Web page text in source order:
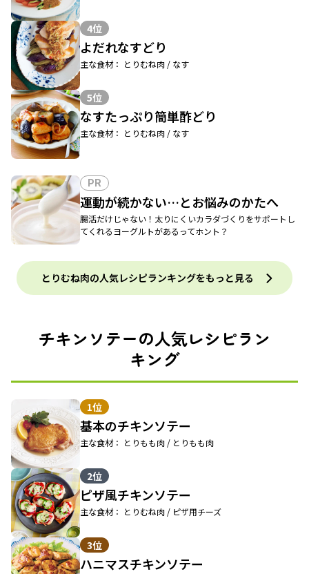
4位
よだれなすどり
主な食材： とりむね肉 / なす
5位
なすたっぷり簡単酢どり
主な食材： とりむね肉 / なす
PR
運動が続かない…とお悩みのかたへ
腸活だけじゃない！太りにくいカラダづくりをサポートし
てくれるヨーグルトがあるってホント？
とりむね肉の人気レシピランキングをもっと見る
チキンソテーの人気レシピラン
キング
1位
基本のチキンソテー
主な食材： とりもも肉 / とりもも肉
2位
ピザ風チキンソテー
主な食材： とりむね肉 / ピザ用チーズ
3位
ハニマスチキンソテー